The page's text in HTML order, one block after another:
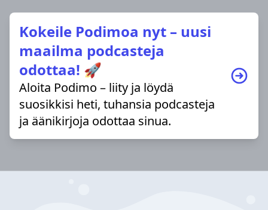
Kokeile Podimoa nyt – uusi
maailma podcasteja
odottaa! 🚀
Aloita Podimo – liity ja löydä
suosikkisi heti, tuhansia podcasteja
ja äänikirjoja odottaa sinua.